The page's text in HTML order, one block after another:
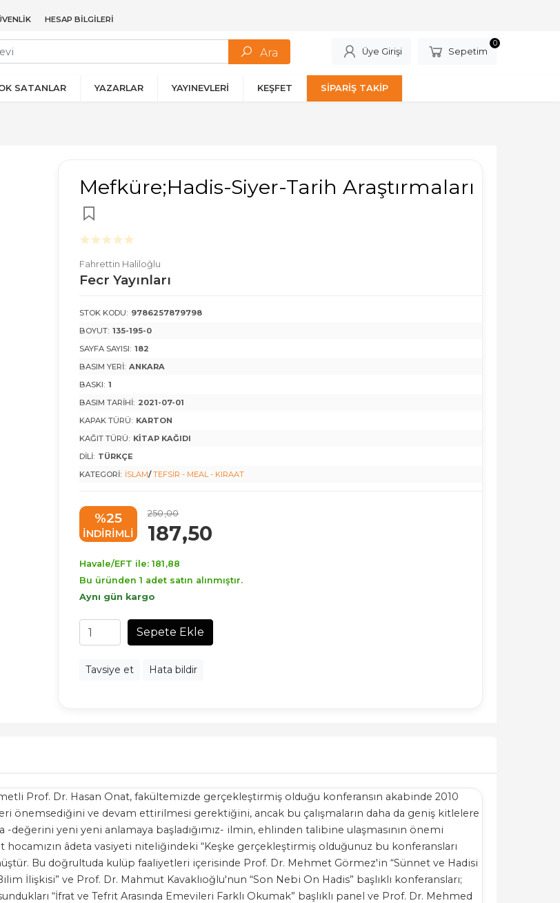
HESAP BILGILERI
Üye Girişi Sepetim
0
SATANLAR YAZARLAR YAYINEVLERİ KEŞFET SİPARİŞ TAKİP
Mefküre;Hadis-Siyer-Tarih Araştırmaları
Fahrettin Haliloğlu
Fecr Yayınları
STOK KODU: 9786257879798
BOYUT: 135-195-0
SAYFA SAYISI: 182
BASIM YERI: ANKARA
BASKI: 1
BASIM TARIHI: 2021-07-01
KAPAK TÜRÜ: KARTON
KAĞIT TÜRÜ: KITAP KAĞIDI
DILI: TÜRKÇE
KATEGORI: İSLAM/TEFSIR - MEAL - KIRAAT
%25
INDIRIMLI
250,00
187,50
Havale/EFT ile: 181 ,88
Bu üründen 1 adet satın alınmıştır.
Aynı gün kargo
Sepete Ekle
Tavsiye et Hata bildir
Prof. Dr. Hasan Onat, fakültemizde gerçekleştirmiş olduğu konferansın akabinde 2010
önemsediğini ve devam ettirilmesi gerektiğini, ancak bu çalışmaların daha da geniş kitlelere
değerini yeni yeni anlamaya başladığımız- ilmin, ehlinden talibine ulaşmasının önemi
âdeta vasiyeti niteliğindeki “Keşke gerçekleştirmiş olduğunuz bu konferansları
Bu doğrultuda kulüp faaliyetleri içerisinde Prof. Dr. Mehmet Görmez'in “Sünnet ve Hadisi
İlişkisi” ve Prof. Dr. Mahmut Kavaklıoğlu'nun “Son Nebi On Hadis” başlıklı konferansları;
“İfrat ve Tefrit Arasında Emevileri Farklı Okumak” başlıklı panel ve Prof. Dr. Mehmed